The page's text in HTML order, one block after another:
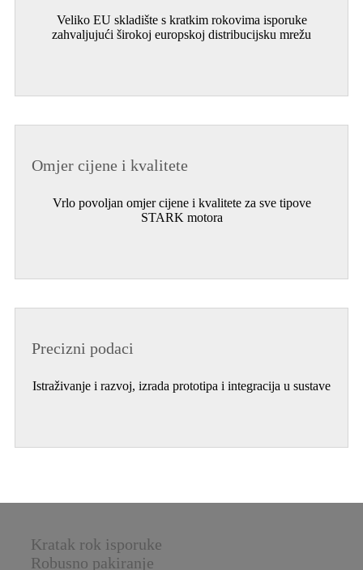
Veliko EU skladište s kratkim rokovima isporuke
zahvaljujući širokoj europskoj distribucijsku mrežu
Omjer cijene i kvalitete
Vrlo povoljan omjer cijene i kvalitete za sve tipove
STARK motora
Precizni podaci
Istraživanje i razvoj, izrada prototipa i integracija u sustave
Kratak rok isporuke
Robusno pakiranje